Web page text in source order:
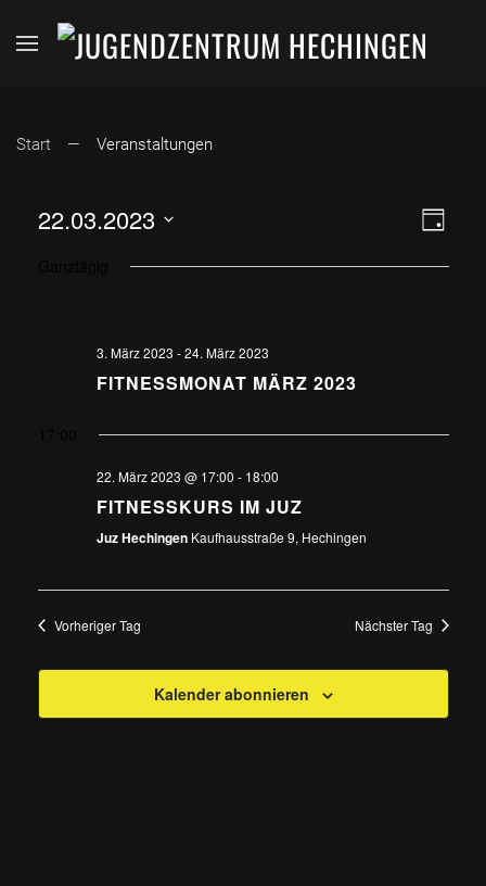
Start Veranstaltungen
Tag
22.03.2023
3. März 2023 -24. März 2023
FITNESSMONAT MÄRZ 2023
22. März 2023 @ 17:00 - 18:00
FITNESSKURS IM JUZ
Juz Hechingen Kaufhausstraße 9, Hechingen
Vorheriger Tag Nächster Tag
Kalender abonnieren